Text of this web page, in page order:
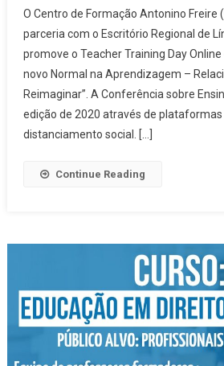
O Centro de Formação Antonino
parceria com o Escritório Regional de
promove o Teacher Training Day Online
novo Normal na Aprendizagem –
Reimaginar”. A Conferência sobre
edição de 2020 através de
distanciamento social. […]
Continue Reading